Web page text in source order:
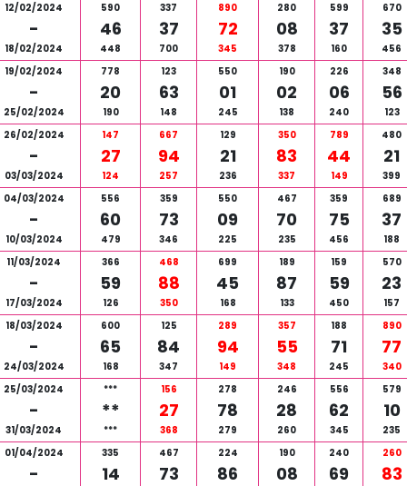
12/02/2024
-
18/02/2024
590
46
448
337
37
700
890
72
345
280
08
378
599
37
160
670
35
456
19/02/2024
-
25/02/2024
778
20
190
123
63
148
550
01
245
190
02
138
226
06
240
348
56
123
26/02/2024
-
03/03/2024
147
27
124
667
94
257
129
21
236
350
83
337
789
44
149
480
21
399
04/03/2024
-
10/03/2024
556
60
479
359
73
346
550
09
225
467
70
235
359
75
456
689
37
188
11/03/2024
-
17/03/2024
366
59
126
468
88
350
699
45
168
189
87
133
159
59
450
570
23
157
18/03/2024
-
24/03/2024
600
65
168
125
84
347
289
94
149
357
55
348
188
71
245
890
77
340
25/03/2024
-
31/03/2024
***
**
***
156
27
368
278
78
279
246
28
260
556
62
345
579
10
235
01/04/2024
-
335
14
467
73
224
86
190
08
240
69
260
83